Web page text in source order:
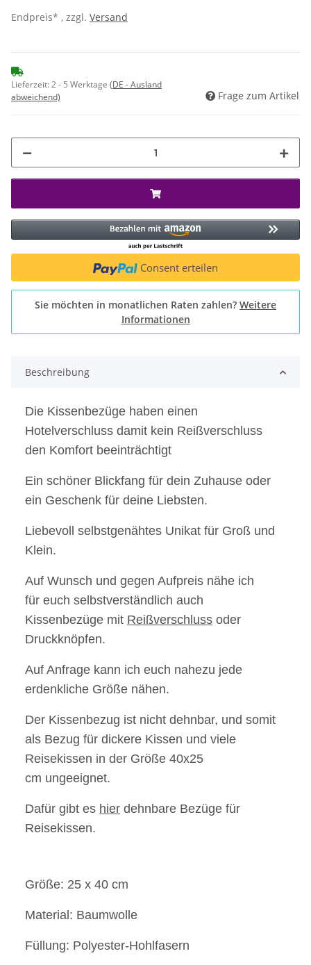
Endpreis* , zzgl. Versand
Lieferzeit:2 - 5 Werktage (DE - Ausland
abweichend)
Frage zum Artikel
Consent erteilen
Sie möchten in monatlichen Raten zahlen? Weitere
Informationen
Beschreibung
Die Kissenbezüge haben einen
Hotelverschluss damit kein Reißverschluss
den Komfort beeinträchtigt
Ein schöner Blickfang für dein Zuhause oder
ein Geschenk für deine Liebsten.
Liebevoll selbstgenähtes Unikat für Groß und
Klein.
Auf Wunsch und gegen Aufpreis nähe ich
für euch selbstverständlich auch
Kissenbezüge mit Reißverschluss oder
Druckknöpfen.
Auf Anfrage kann ich euch nahezu jede
erdenkliche Größe nähen.
Der Kissenbezug ist nicht dehnbar, und somit
als Bezug für dickere Kissen und viele
Reisekissen in der Größe 40x25
cm ungeeignet.
Dafür gibt es hier dehnbare Bezüge für
Reisekissen.
Größe: 25 x 40 cm
Material: Baumwolle
Füllung: Polyester-Hohlfasern